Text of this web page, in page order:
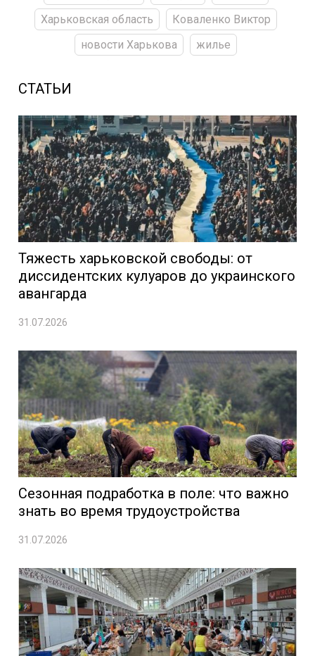
Харьковская область
Коваленко Виктор
новости Харькова
жилье
СТАТЬИ
Тяжесть харьковской свободы: от
диссидентских кулуаров до украинского
авангарда
31.07.2026
Сезонная подработка в поле: что важно
знать во время трудоустройства
31.07.2026